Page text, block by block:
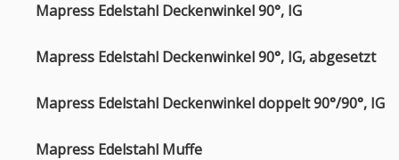
Mapress Edelstahl Deckenwinkel 90°, IG
Mapress Edelstahl Deckenwinkel 90°, IG, abgesetzt
Mapress Edelstahl Deckenwinkel doppelt 90°/90°, IG
Mapress Edelstahl Muffe